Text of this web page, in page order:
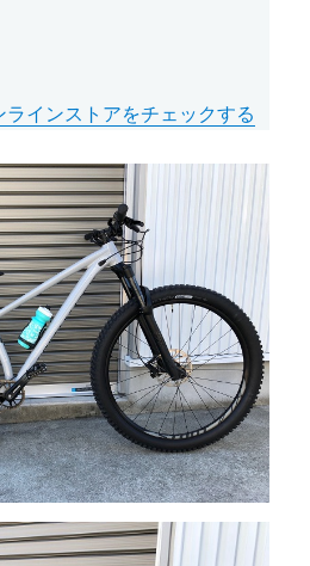
インストアをチェックする